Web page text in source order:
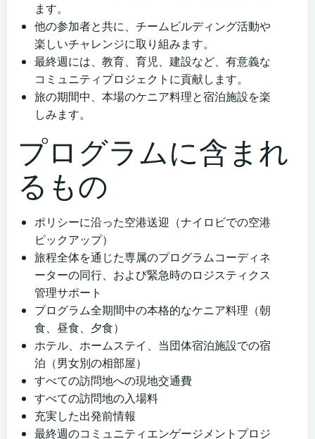
ます。
他の参加者と共に、チームビルディング活動や
楽しいチャレンジに取り組みます。
最終週には、教育、育児、建設など、有意義な
コミュニティプロジェクトに貢献します。
旅の期間中、本場のケニア料理と宿泊施設を楽
しみます。
プログラムに含まれ
るもの
ポリシーに沿った空港送迎（ナイロビでの空港
ピックアップ）
旅程全体を通じた専属のプログラムコーディネ
ーターの同行、および緊急時のロジスティクス
管理サポート
プログラム全期間中の本格的なケニア料理（朝
食、昼食、夕食）
ホテル、ホームステイ、当団体宿泊施設での宿
泊（男女別の相部屋）
すべての訪問地への現地交通費
すべての訪問地の入場料
充実した出発前情報
最終週のコミュニティエンゲージメントプロジ